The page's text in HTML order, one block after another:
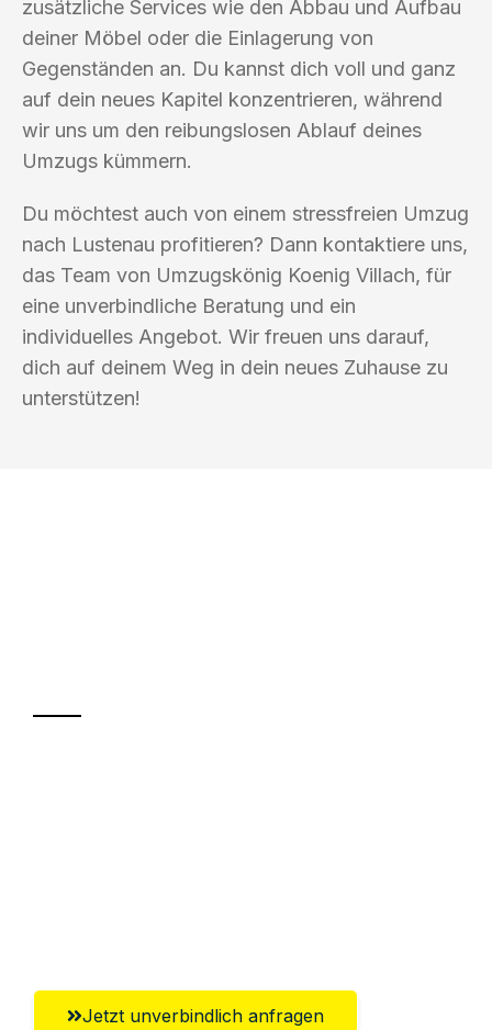
zusätzliche Services wie den Abbau und Aufbau
deiner Möbel oder die Einlagerung von
Gegenständen an. Du kannst dich voll und ganz
auf dein neues Kapitel konzentrieren, während
wir uns um den reibungslosen Ablauf deines
Umzugs kümmern.
Du möchtest auch von einem stressfreien Umzug
nach Lustenau profitieren? Dann kontaktiere uns,
das Team von Umzugskönig Koenig Villach, für
eine unverbindliche Beratung und ein
individuelles Angebot. Wir freuen uns darauf,
dich auf deinem Weg in dein neues Zuhause zu
unterstützen!
Jetzt unverbindlich anfragen